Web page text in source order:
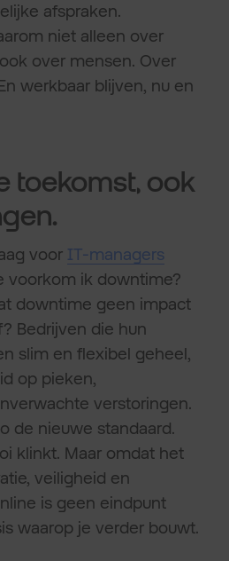
afspraken.
niet alleen over
over mensen. Over
werkbaar blijven, nu en
toekomst, ook
voor IT-managers
voorkom ik downtime?
downtime geen impact
Bedrijven die hun
slim en flexibel geheel,
op pieken,
verstoringen.
de nieuwe standaard.
klinkt. Maar omdat het
veiligheid en
is geen eindpunt
waarop je verder bouwt.